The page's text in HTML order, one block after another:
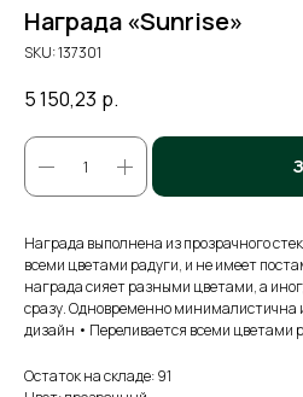
Награда «Sunrise»
SKU:137301
5 150,23 р.
Награда выполнена из прозрачного
всеми цветами радуги, и не имеет
награда сияет разными цветами, а
сразу. Одновременно минималистична
дизайн • Переливается всеми цветами
Остаток на складе: 91